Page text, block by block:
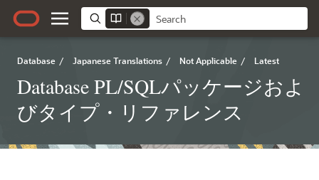
Database / Japanese Translations / Not Applicable / Latest
Database PL/SQLパッケージおよ
びタイプ・リファレンス